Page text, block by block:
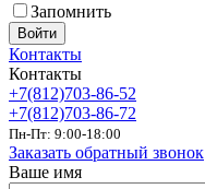
Запомнить
Войти
Контакты
Контакты
+7(812)703-86-52
+7(812)703-86-72
Пн-Пт: 9:00-18:00
Заказать обратный звонок
Ваше имя